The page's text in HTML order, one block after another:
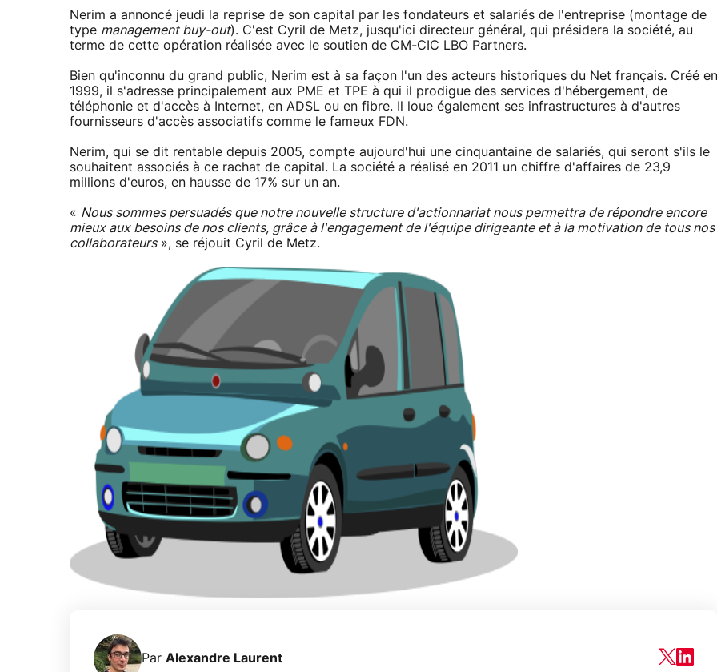
Nerim a annoncé jeudi la reprise de son capital par les fondateurs et salariés de l'entreprise (montage de
type management buy-out). C'est Cyril de Metz, jusqu'ici directeur général, qui présidera la société, au
terme de cette opération réalisée avec le soutien de CM-CIC LBO Partners.
Bien qu'inconnu du grand public, Nerim est à sa façon l'un des acteurs historiques du Net français. Créé en
1999, il s'adresse principalement aux PME et TPE à qui il prodigue des services d'hébergement, de
téléphonie et d'accès à Internet, en ADSL ou en fibre. Il loue également ses infrastructures à d'autres
fournisseurs d'accès associatifs comme le fameux FDN.
Nerim, qui se dit rentable depuis 2005, compte aujourd'hui une cinquantaine de salariés, qui seront s'ils le
souhaitent associés à ce rachat de capital. La société a réalisé en 2011 un chiffre d'affaires de 23,9
millions d'euros, en hausse de 17% sur un an.
« Nous sommes persuadés que notre nouvelle structure d'actionnariat nous permettra de répondre encore
mieux aux besoins de nos clients, grâce à l'engagement de l'équipe dirigeante et à la motivation de tous nos
collaborateurs», se réjouit Cyril de Metz.
Par Alexandre Laurent